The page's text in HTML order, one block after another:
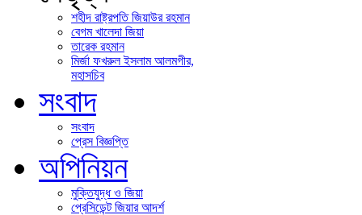
শহীদ রাষ্ট্রপতি জিয়াউর রহমান
বেগম খালেদা জিয়া
তারেক রহমান
মির্জা ফখরুল ইসলাম আলমগীর,
মহাসচিব
সংবাদ
সংবাদ
প্রেস বিজ্ঞপ্তি
অপিনিয়ন
মুক্তিযুদ্ধ ও জিয়া
প্রেসিডেন্ট জিয়ার আদর্শ